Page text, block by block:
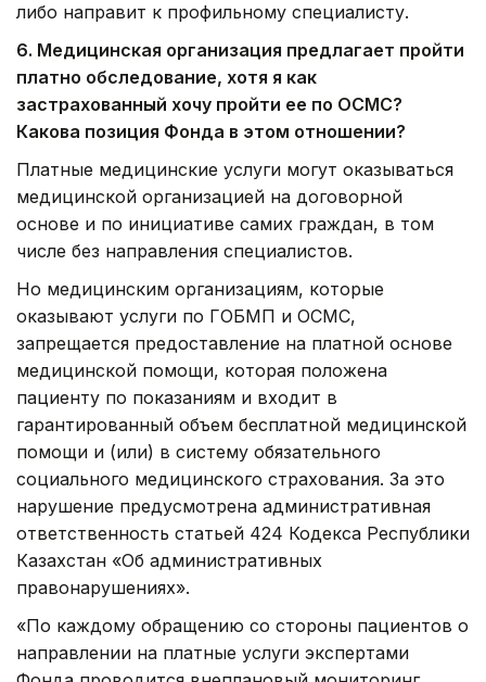
либо направит к профильному специалисту.
6. Медицинская организация предлагает пройти
платно обследование, хотя я как
застрахованный хочу пройти ее по ОСМС?
Какова позиция Фонда в этом отношении?
Платные медицинские услуги могут оказываться
медицинской организацией на договорной
основе и по инициативе самих граждан, в том
числе без направления специалистов.
Но медицинским организациям, которые
оказывают услуги по ГОБМП и ОСМС,
запрещается предоставление на платной основе
медицинской помощи, которая положена
пациенту по показаниям и входит в
гарантированный объем бесплатной медицинской
помощи и (или) в систему обязательного
социального медицинского страхования. За это
нарушение предусмотрена административная
ответственность статьей 424 Кодекса Республики
Казахстан «Об административных
правонарушениях».
«По каждому обращению со стороны пациентов о
направлении на платные услуги экспертами